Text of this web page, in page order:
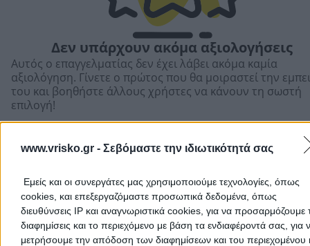
www.vrisko.gr - Σεβόμαστε την ιδιωτικότητά σας
Εμείς και οι συνεργάτες μας χρησιμοποιούμε τεχνολογίες, όπως
cookies, και επεξεργαζόμαστε προσωπικά δεδομένα, όπως
διευθύνσεις IP και αναγνωριστικά cookies, για να προσαρμόζουμε
διαφημίσεις και το περιεχόμενο με βάση τα ενδιαφέροντά σας, για
μετρήσουμε την απόδοση των διαφημίσεων και του περιεχομένου
Δεν υπάρχουν ακόμα αξιολογήσεις
Αυτός ο επαγγελματίας δεν έχει λάβει ακόμα καμία
αξιολόγηση. Γίνετε ο πρώτος που θα μοιραστεί την
του και βοηθήστε άλλους χρήστες να κάνουν τη σωστή
επιλογή!